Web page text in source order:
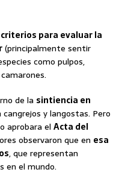
para evaluar la
(principalmente sentir
como pulpos,
de la sintiencia en
cangrejos y langostas. Pero
aprobara el Acta del
observaron que en esa
, que representan
en el mundo.